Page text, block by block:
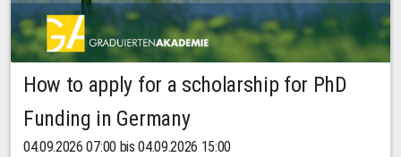
How to apply for a scholarship for PhD
Funding in Germany
04.09.2026 07:00 bis 04.09.2026 15:00